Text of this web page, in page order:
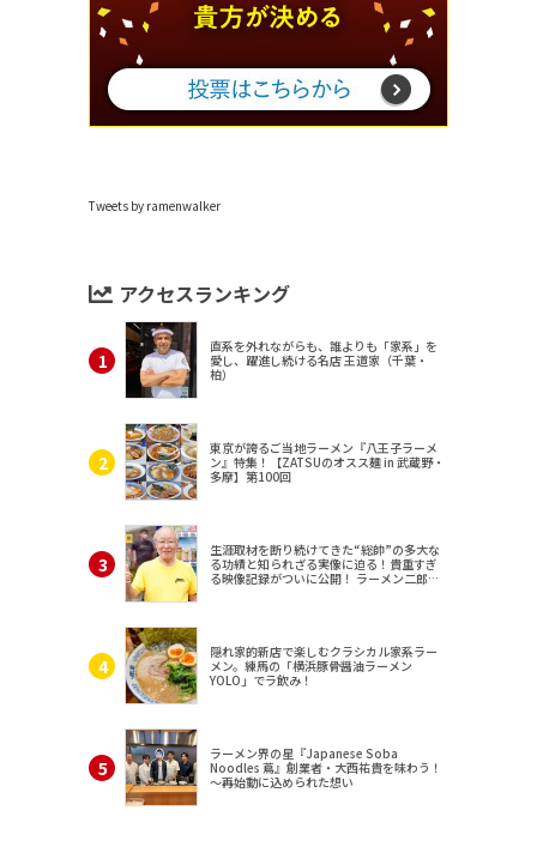
Tweets by ramenwalker
アクセスランキング
直系を外れながらも、誰よりも「家系」を
愛し、躍進し続ける名店 王道家（千葉・
柏）
東京が誇るご当地ラーメン『八王子ラーメ
ン』特集！【ZATSUのオスス麺 in 武蔵野・
多摩】第100回
生涯取材を断り続けてきた“総帥”の多大な
る功績と知られざる実像に迫る！貴重すぎ
る映像記録がついに公開！ ラーメン二郎
隠れ家的新店で楽しむクラシカル家系ラー
メン。練馬の「横浜豚骨醤油ラーメン
YOLO」でラ飲み！
ラーメン界の星『Japanese Soba
Noodles 蔦』創業者・大西祐貴を味わう！
～再始動に込められた想い